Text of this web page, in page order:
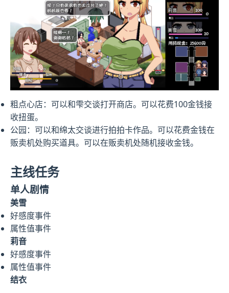
粗点心店：可以和雫交谈打开商店。可以花费100金钱接
收扭蛋。
公园：可以和绵太交谈进行拍拍卡作品。可以花费金钱在
贩卖机处购买道具。可以在贩卖机处随机接收金钱。
主线任务
单人剧情
美雪
好感度事件
属性值事件
莉音
好感度事件
属性值事件
结衣